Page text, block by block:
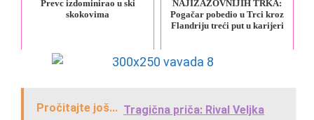
Prevc izdominirao u ski
skokovima
NAJIZAZOVNIJIH TRKA:
Pogačar pobedio u Trci kroz
Flandriju treći put u karijeri
Pročitajte još... Tragična priča: Rival Veljka